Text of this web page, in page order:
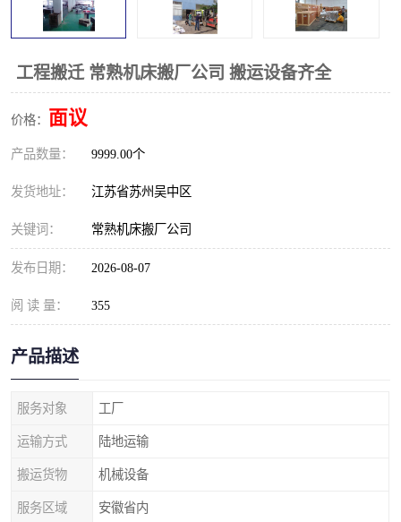
工程搬迁 常熟机床搬厂公司 搬运设备齐全
价格： 面议
产品数量： 9999.00个
发货地址： 江苏省苏州吴中区
关键词： 常熟机床搬厂公司
发布日期： 2026-08-07
阅 读 量： 355
产品描述
服务对象 工厂
运输方式 陆地运输
搬运货物 机械设备
服务区域 安徽省内